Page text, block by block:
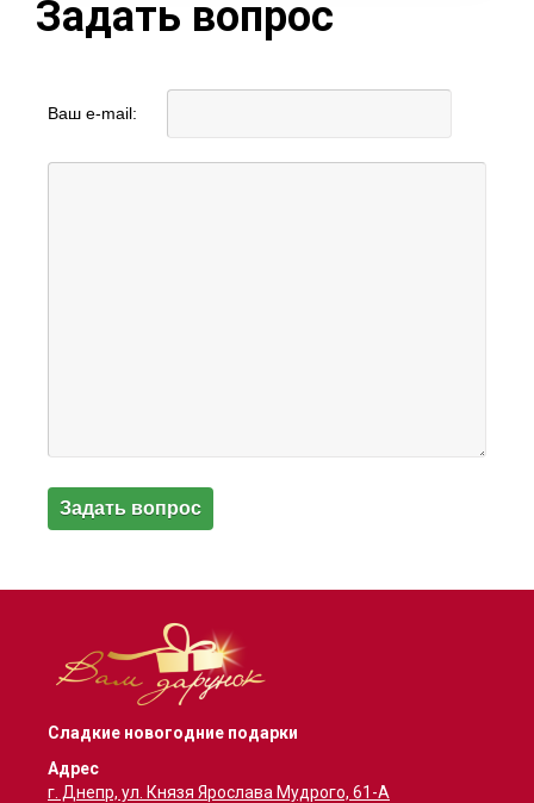
Задать вопрос
Ваш e-mail:
Сладкие новогодние подарки
Адрес
г. Днепр, ул. Князя Ярослава Мудрого, 61-А